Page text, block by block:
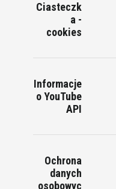
Ciasteczk
a -
cookies
Informacje
o YouTube
API
Ochrona
danych
osobowyc